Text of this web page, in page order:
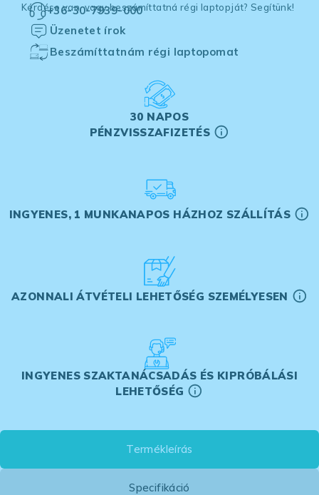
Kérdése van, vagy beszámíttatná régi laptopját? Segítünk!
+36-30-7939-000
Üzenetet írok
Beszámíttatnám régi laptopomat
30 NAPOS
PÉNZVISSZAFIZETÉS
INGYENES, 1 MUNKANAPOS HÁZHOZ SZÁLLÍTÁS
AZONNALI ÁTVÉTELI LEHETŐSÉG SZEMÉLYESEN
INGYENES SZAKTANÁCSADÁS ÉS KIPRÓBÁLÁSI
LEHETŐSÉG
Termékleírás
Specifikáció